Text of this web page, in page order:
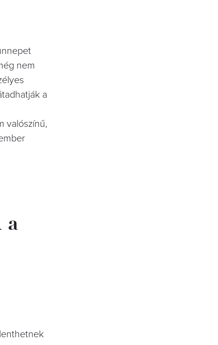
nem
a
valószínű,
a